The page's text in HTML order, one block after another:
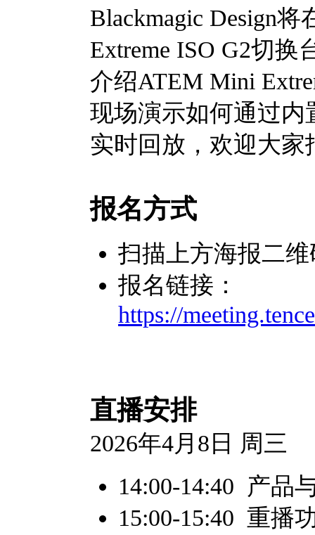
Blackmagic Design
Extreme ISO G2切
介绍ATEM Mini
现场演示如何通过内
实时回放，欢迎大家
报名方式
扫描上方海报二
报名链接：
https://
直播安排
2026年4月8日 周三
14:00-14:40 产品
15:00-15:40 重播